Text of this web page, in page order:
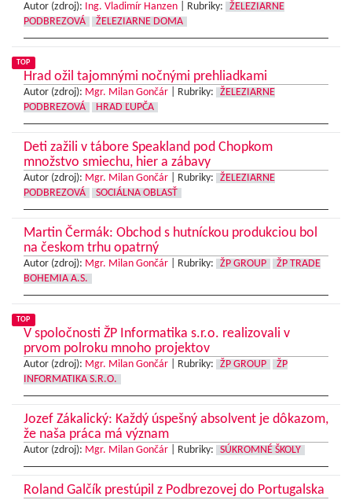
Autor (zdroj): Ing. Vladimír Hanzen Rubriky:
ŽELEZIARNE
PODBREZOVÁ
ŽELEZIARNE DOMA
TOP
Hrad ožil tajomnými nočnými prehliadkami
Autor (zdroj): Mgr. Milan Gončár Rubriky:
ŽELEZIARNE
PODBREZOVÁ
HRAD ĽUPČA
Deti zažili v tábore Speakland pod Chopkom
množstvo smiechu, hier a zábavy
Autor (zdroj): Mgr. Milan Gončár Rubriky:
ŽELEZIARNE
PODBREZOVÁ
SOCIÁLNA OBLASŤ
Martin Čermák: Obchod s hutníckou produkciou bol
na českom trhu opatrný
Autor (zdroj): Mgr. Milan Gončár Rubriky: ŽP GROUP
ŽP TRADE
BOHEMIA A.S.
TOP
V spoločnosti ŽP Informatika s.r.o. realizovali v
prvom polroku mnoho projektov
Autor (zdroj): Mgr. Milan Gončár Rubriky: ŽP GROUP
ŽP
INFORMATIKA S.R.O.
Jozef Zákalický: Každý úspešný absolvent je dôkazom,
že naša práca má význam
Autor (zdroj): Mgr. Milan Gončár Rubriky: SÚKROMNÉ ŠKOLY
Roland Galčík prestúpil z Podbrezovej do Portugalska